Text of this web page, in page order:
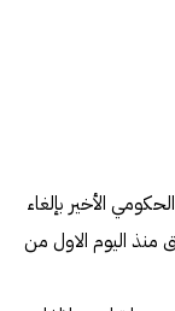
الأخير بإلغاء
منذ اليوم الاول من